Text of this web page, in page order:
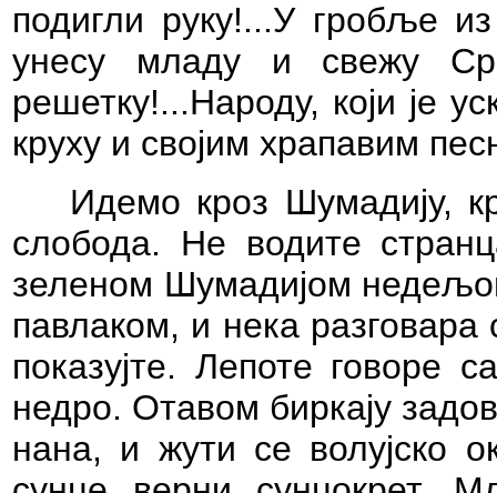
подигли руку!...У гробље
унесу младу и свежу
решетку!...Народу, који је
круху и својим храпавим
Идемо кроз Шумадију,
слобода. Не водите
зеленом Шумадијом
павлаком, и нека
показујте. Лепоте
недро. Отавом биркају
нана, и жути се волујско